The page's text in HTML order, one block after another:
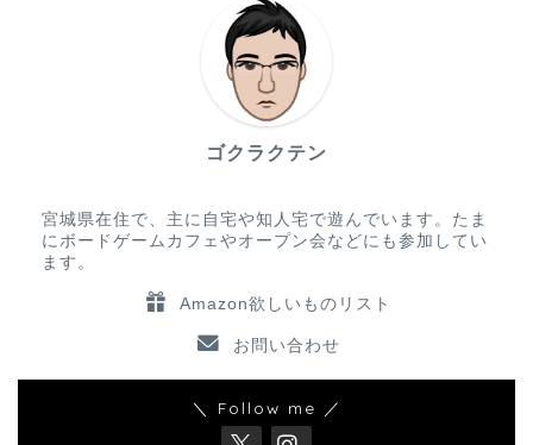
ゴクラクテン
宮城県在住で、主に自宅や知人宅で遊んでいます。たま
にボードゲームカフェやオープン会などにも参加してい
ます。
Amazon欲しいものリスト
お問い合わせ
＼ Follow me ／